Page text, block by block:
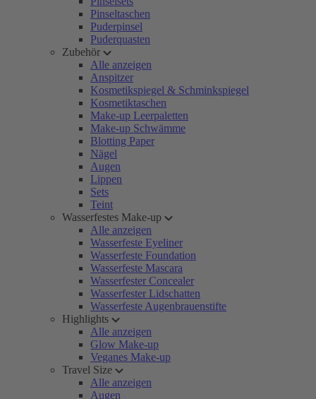
Pinseltaschen
Puderpinsel
Puderquasten
Zubehör
Alle anzeigen
Anspitzer
Kosmetikspiegel & Schminkspiegel
Kosmetiktaschen
Make-up Leerpaletten
Make-up Schwämme
Blotting Paper
Nägel
Augen
Lippen
Sets
Teint
Wasserfestes Make-up
Alle anzeigen
Wasserfeste Eyeliner
Wasserfeste Foundation
Wasserfeste Mascara
Wasserfester Concealer
Wasserfester Lidschatten
Wasserfeste Augenbrauenstifte
Highlights
Alle anzeigen
Glow Make-up
Veganes Make-up
Travel Size
Alle anzeigen
Augen